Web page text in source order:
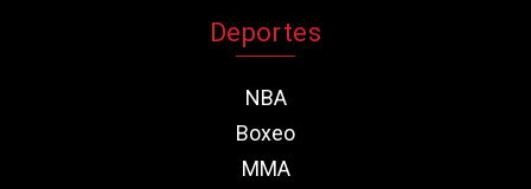
Deportes
NBA
Boxeo
MMA